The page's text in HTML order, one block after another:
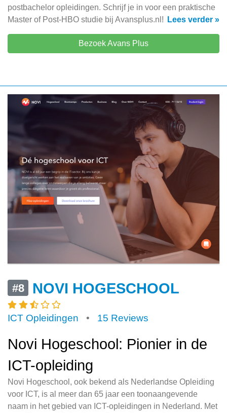
postbachelor opleidingen. Schrijf je in voor een praktische
Master of Post-HBO studie bij Avansplus.nl!
Lees verder »
Bezoek Avans Plus
#8 NOVI HOGESCHOOL
ICT Opleidingen • 15 Reviews
Novi Hogeschool: Pionier in de
ICT-opleiding
Novi Hogeschool, ook bekend als Nederlandse Opleiding
voor ICT, is al meer dan 65 jaar een toonaangevende
naam in het gebied van ICT-opleidingen in Nederland. Met